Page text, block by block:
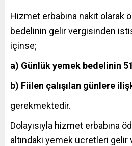
Hizmet erbabına nakit olarak
bedelinin gelir vergisinden
içinse;
a) Günlük yemek bedelinin
b) Fiilen çalışılan günlere
gerekmektedir.
Dolayısıyla hizmet erbabına
altındaki yemek ücretleri